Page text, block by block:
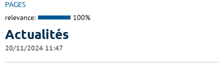
PAGES
relevance: 100%
Actualités
20/11/2024 11:47